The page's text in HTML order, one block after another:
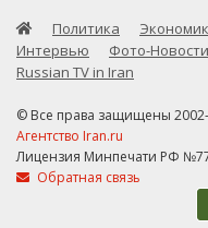
Политика
Интервью
Фото-Новости
Russian TV in Iran
© Все права защищены
Агентство Iran.ru
Лицензия Минпечати РФ
Обратная связь